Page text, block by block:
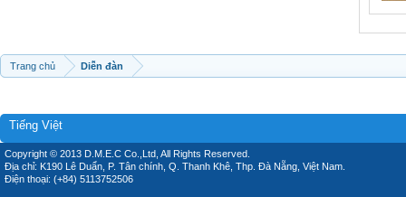
Trang chủ Diễn đàn
Tiếng Việt
Copyright © 2013 D.M.E.C Co.,Ltd, All Rights Reserved.
Địa chỉ: K190 Lê Duẩn, P. Tân chính, Q. Thanh Khê, Thp. Đà Nẵng, Việt Nam.
Điện thoại: (+84) 5113752506